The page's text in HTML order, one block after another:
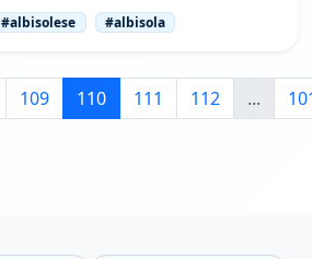
#albisolese #albisola
109 110 111 112 ...